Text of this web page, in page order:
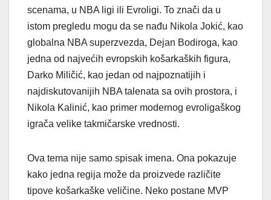
scenama, u NBA ligi ili Evroligi. To znači da u
istom pregledu mogu da se nađu Nikola Jokić, kao
globalna NBA superzvezda, Dejan Bodiroga, kao
jedna od najvećih evropskih košarkaških figura,
Darko Miličić, kao jedan od najpoznatijih i
najdiskutovanijih NBA talenata sa ovih prostora, i
Nikola Kalinić, kao primer modernog evroligaškog
igrača velike takmičarske vrednosti.
Ova tema nije samo spisak imena. Ona pokazuje
kako jedna regija može da proizvede različite
tipove košarkaške veličine. Neko postane MVP